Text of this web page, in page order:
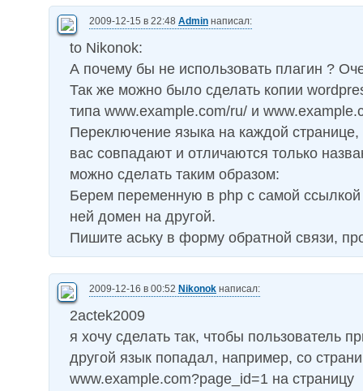
2009-12-15 в 22:48 Admin написал:
to Nikonok:
А почему бы не использовать плагин ?
Так же можно было сделать копии
типа www.example.com/ru/ и
Переключение языка на каждой
вас совпадают и отличаются только
можно сделать таким образом:
Берем переменную в php с самой
ней домен на другой.
Пишите аську в форму обратной связи,
2009-12-16 в 00:52 Nikonok написал:
2actek2009
я хочу сделать так, чтобы пользователь
другой язык попадал, например, со
www.example.com?page_id=1 на страницу